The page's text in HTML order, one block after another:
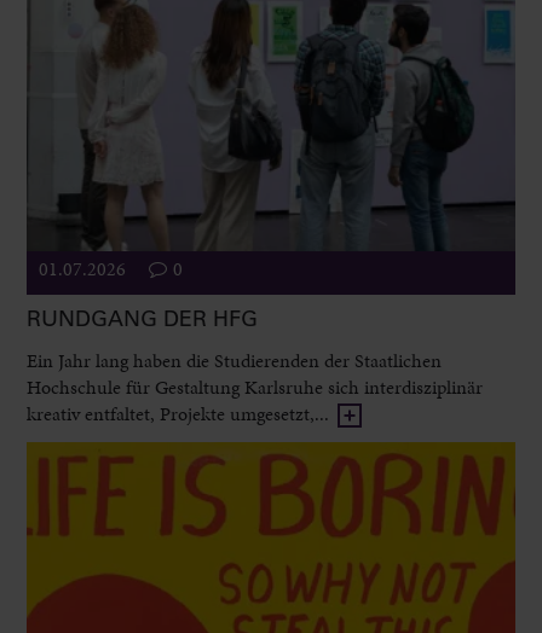
01.07.2026 0
RUNDGANG DER HFG
Ein Jahr lang haben die Studierenden der Staatlichen
Hochschule für Gestaltung Karlsruhe sich interdisziplinär
kreativ entfaltet, Projekte umgesetzt,...